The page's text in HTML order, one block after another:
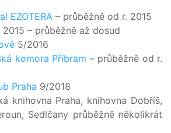
EZOTERA – průběžně od r. 2015
2015 – průběžně až dosud
5/2016
komora Příbram – průběžně od r.
Praha 9/2018
knihovna Praha, knihovna Dobříš,
Sedlčany průběžně několikrát